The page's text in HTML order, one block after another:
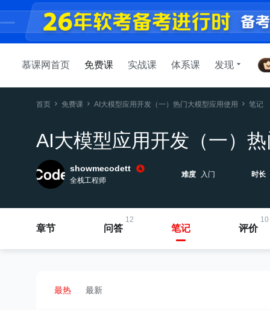
慕课网首页 免费课 实战课 体系课 发现
首页 免费课 AI大模型应用开发（一）热门大模型应用使用 笔记
AI大模型应用开发（一）
showmecodett
全栈工程师
难度 入门 时长
章节
12
问答 笔记
10
评价
最热 最新